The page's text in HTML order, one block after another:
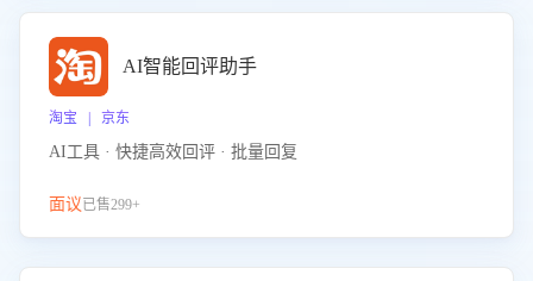
AI智能回评助手
淘宝 | 京东
AI工具 · 快捷高效回评 · 批量回复
面议已售299+